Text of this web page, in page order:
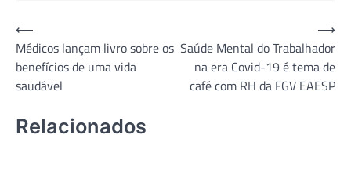
Navegação
de
Post
⟵
Médicos lançam livro sobre os
benefícios de uma vida
saudável
Saúde Mental do Trabalhador
na era Covid-19 é tema de
café com RH da FGV EAESP
⟶
Relacionados